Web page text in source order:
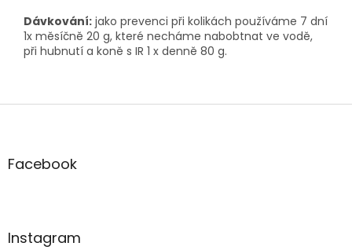
Dávkování: jako prevenci při kolikách používáme 7 dní
1x měsíčně 20 g, které necháme nabobtnat ve vodě,
při hubnutí a koně s IR 1 x denně 80 g.
Z
aFacebook
Instagram